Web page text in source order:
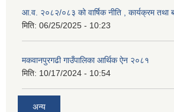
आ.व. २०८२/०८३ को वार्षिक नीति , कार्यक्रम तथा
मिति: 06/25/2025 - 10:23
मकवानपुरगढी गाउँपालिका आर्थिक ‌‌‌ऐन २०८१
मिति: 10/17/2024 - 10:54
अन्य